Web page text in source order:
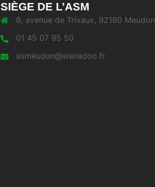
SIÈGE DE L’ASM
8, avenue de Trivaux, 92190 Meudon
01 45 07 95 50
asmeudon@wanadoo.fr